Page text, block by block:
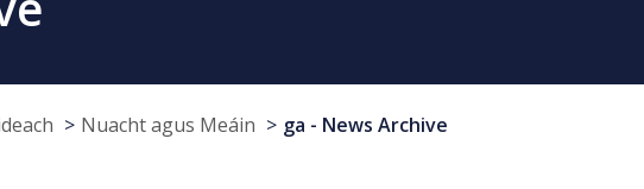
Nuacht agus Meáin
ga - News Archive